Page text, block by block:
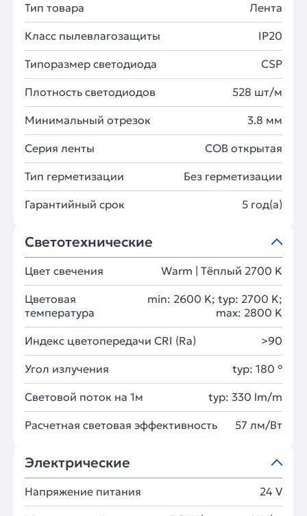
Тип товара Лента
Класс пылевлагозащиты IP20
Типоразмер светодиода CSP
Плотность светодиодов 528 шт/м
Минимальный отрезок 3.8 мм
Серия ленты COB открытая
Тип герметизации Без герметизации
Гарантийный срок 5 год(а)
Светотехнические
Цвет свечения Warm | Тёплый 2700 K
Цветовая
температура
min: 2600 K; typ: 2700 K;
max: 2800 K
Индекс цветопередачи CRI (Ra) >90
Угол излучения typ: 180 °
Световой поток на 1м typ: 330 lm/m
Расчетная световая эффективность 57 лм/Вт
Электрические
Напряжение питания 24 V